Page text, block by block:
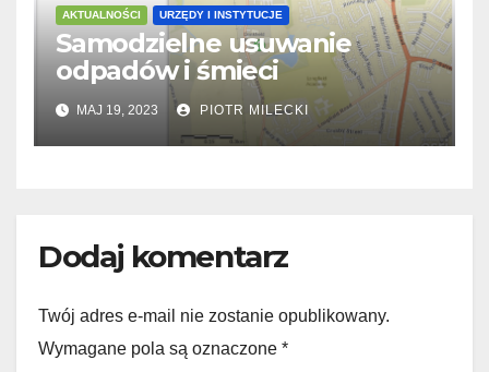
AKTUALNOŚCI URZĘDY I INSTYTUCJE
Samodzielne usuwanie
odpadów i śmieci
MAJ 19, 2023 PIOTR MILECKI
Dodaj komentarz
Twój adres e-mail nie zostanie opublikowany.
Wymagane pola są oznaczone *